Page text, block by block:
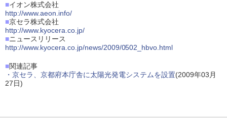
■イオン株式会社
http://www.aeon.info/
■京セラ株式会社
http://www.kyocera.co.jp/
■ニュースリリース
http://www.kyocera.co.jp/news/2009/0502_hbvo.html
■関連記事
・京セラ、京都府本庁舎に太陽光発電システムを設置(2009年03月
27日)